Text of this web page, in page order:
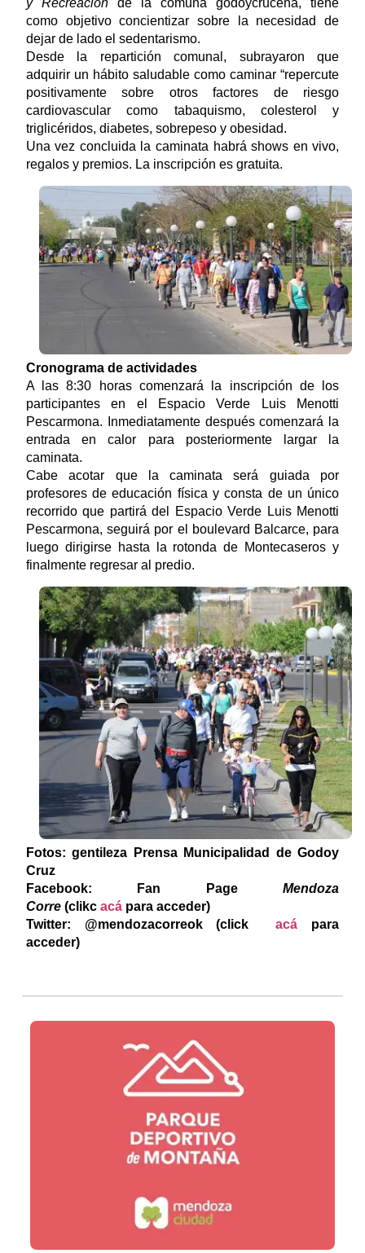
y Recreaciónde la comuna godoycruceña, tiene
como objetivo concientizar sobre la necesidad de
dejar de lado el sedentarismo.
Desde la repartición comunal, subrayaron que
adquirir un hábito saludable como caminar “repercute
positivamente sobre otros factores de riesgo
cardiovascular como tabaquismo, colesterol y
triglicéridos, diabetes, sobrepeso y obesidad.
Una vez concluida la caminata habrá shows en vivo,
regalos y premios. La inscripción es gratuita.
Cronograma de actividades
A las 8:30 horas comenzará la inscripción de los
participantes en el Espacio Verde Luis Menotti
Pescarmona. Inmediatamente después comenzará la
entrada en calor para posteriormente largar la
caminata.
Cabe acotar que la caminata será guiada por
profesores de educación física y consta de un único
recorrido que partirá del Espacio Verde Luis Menotti
Pescarmona, seguirá por el boulevard Balcarce, para
luego dirigirse hasta la rotonda de Montecaseros y
finalmente regresar al predio.
Fotos: gentileza Prensa Municipalidad de Godoy
Cruz
Facebook: Fan PageMendoza
Corre(clikc acápara acceder)
Twitter: @mendozacorreok (click
acá para
acceder)